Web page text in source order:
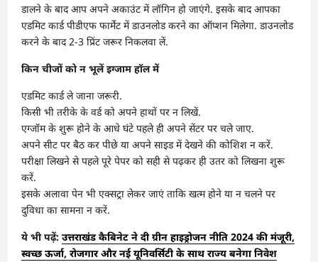
डालने के बाद आप अपने अकाउंट में लॉगिन हो जाएंगे. इसके बाद आपका
एडमिट कार्ड पीडीएफ फार्मेट में डाउनलोड करने का ऑप्शन मिलेगा. डाउनलोड
करने के बाद 2-3 प्रिंट जरूर निकलवा लें.
किन चीजों को न भूलें इग्जाम हॉल में
एडमिट कार्ड ले जाना जरूरी.
किसी भी तरीके के वर्ड को अपने हाथों पर न लिखें.
एग्जॉम के शुरू होने के आधे घंटे पहले ही अपने सेंटर पर चले जाए.
अपने सीट पर बैठ कर पीछे या अपने साइड में देखने की कोशिश न करें.
परीक्षा लिखने से पहले पूरे पेपर को सही से पढ़कर ही उतर को लिखना शुरू
करें.
इसके अलावा पेन भी एक्सट्रा लेकर जाएं ताकि खत्म होने या न चलने पर
दुविधा का सामना न करें.
ये भी पढ़ें: उत्तराखंड कैबिनेट ने दी ग्रीन हाइड्रोजन नीति 2024 की मंजूरी,
स्वच्छ ऊर्जा, रोजगार और नई यूनिवर्सिटी के साथ राज्य बनेगा निवेश